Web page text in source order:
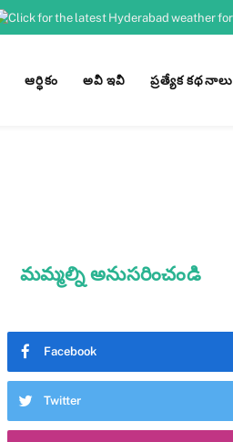
ఆర్ధికం అవీ ఇవీ ప్రత్యేక కథనాలు
మమ్మల్ని అనుసరించండి
Facebook
Twitter